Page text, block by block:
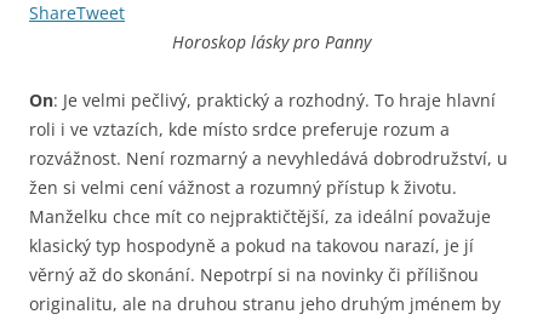
ShareTweet
Horoskop lásky pro Panny
On: Je velmi pečlivý, praktický a rozhodný. To hraje hlavní
roli i ve vztazích, kde místo srdce preferuje rozum a
rozvážnost. Není rozmarný a nevyhledává dobrodružství, u
žen si velmi cení vážnost a rozumný přístup k životu.
Manželku chce mít co nejpraktičtější, za ideální považuje
klasický typ hospodyně a pokud na takovou narazí, je jí
věrný až do skonání. Nepotrpí si na novinky či přílišnou
originalitu, ale na druhou stranu jeho druhým jménem by